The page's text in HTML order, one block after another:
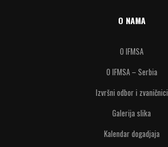
O NAMA
O IFMSA
O IFMSA – Serbia
Izvršni odbor i zvaničnici
Galerija slika
Kalendar dogadjaja